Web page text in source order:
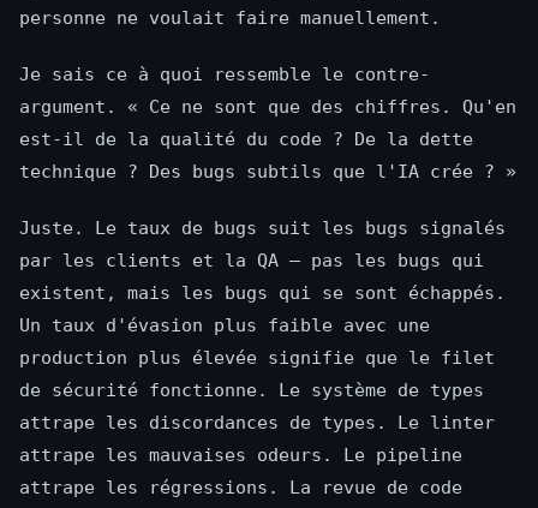
personne ne voulait faire manuellement.
Je sais ce à quoi ressemble le contre-
argument. « Ce ne sont que des chiffres. Qu'en
est-il de la qualité du code ? De la dette
technique ? Des bugs subtils que l'IA crée ? »
Juste. Le taux de bugs suit les bugs signalés
par les clients et la QA — pas les bugs qui
existent, mais les bugs qui se sont échappés.
Un taux d'évasion plus faible avec une
production plus élevée signifie que le filet
de sécurité fonctionne. Le système de types
attrape les discordances de types. Le linter
attrape les mauvaises odeurs. Le pipeline
attrape les régressions. La revue de code